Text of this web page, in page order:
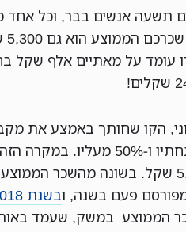
תשעה אנשים בבר, וכל אחד
עומד על מאתיים אלף שקל
מהשכירים מרוויחים מתחתיו ו-
ישתנה, ויישאר על 5,300 שקל. בשונה
פעם בשנה, ובשנת 2018
הממוצע במשק, שעמד